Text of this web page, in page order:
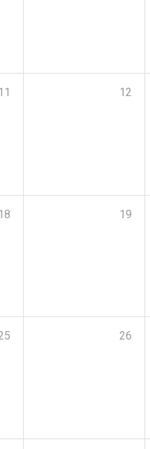
12
19
26